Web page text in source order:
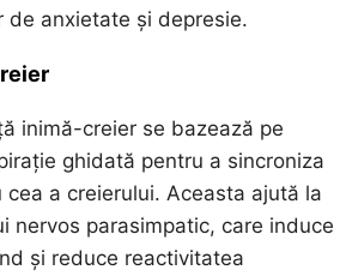
de anxietate și depresie.
inimă-creier se bazează pe
ghidată pentru a sincroniza
a creierului. Aceasta ajută la
nervos parasimpatic, care induce
și reduce reactivitatea